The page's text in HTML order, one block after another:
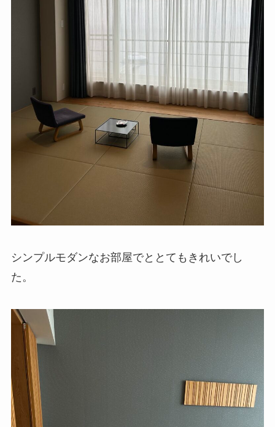
シンプルモダンなお部屋でととてもきれいでし
た。